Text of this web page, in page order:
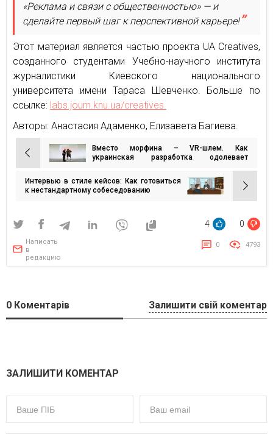
«Реклама и связи с общественностью» — и
сделайте первый шаг к перспективной карьере!
Этот материал является частью проекта UA Creatives,
созданного студентами Учебно-научного института
журналистики Киевского национального
университета имени Тараса Шевченко. Больше по
ссылке: labs.journ.knu.ua/creatives.
Авторы: Анастасия Адаменко, Елизавета Багиева.
Навигация
по
записям
Вместо морфина – VR-шлем. Как
украинская разработка одолевает
Интервью в стиле кейсов: Как готовиться
к нестандартному собеседованию
4 0
Написать
в
редакцию
0 4793
0 Коментарів Залишити свій коментар
ЗАЛИШИТИ КОМЕНТАР